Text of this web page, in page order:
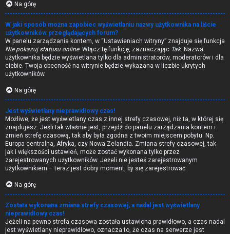
Na górę
W jaki sposób można zapobiec wyświetlaniu nazwy użytkownika na liście
użytkowników przeglądających forum?
W panelu zarządzania kontem, w “Ustawieniach witryny” znajduje się funkcja
Nie pokazuj statusu online. Włącz tę funkcję, zaznaczając Tak. Nazwa
użytkownika będzie wyświetlana tylko dla administratorów, moderatorów i dla
ciebie. Twoja obecność na witrynie będzie wykazana w liczbie ukrytych
użytkowników.
Na górę
Jest wyświetlany nieprawidłowy czas!
Możliwe, że jest wyświetlany czas z innej strefy czasowej, niż ta, w której się
znajdujesz. Jeśli tak właśnie jest, przejdź do panelu zarządzania kontem i
zmień strefę czasową, tak aby była zgodna z twoim miejscem pobytu. Np.
Europa centralna, Afryka, czy Nowa Zelandia. Zmiana strefy czasowej, tak
jak i większości ustawień, może zostać wykonana tylko przez
zarejestrowanych użytkowników. Jeżeli nie jesteś zarejestrowanym
użytkownikiem – teraz jest dobry moment, by się zarejestrować.
Na górę
Została wykonana zmiana strefy czasowej, a nadal jest wyświetlany
nieprawidłowy czas!
Jeżeli na pewno strefa czasowa została ustawiona prawidłowo, a czas nadal
jest wyświetlany nieprawidłowo, oznacza to, że czas na serwerze jest